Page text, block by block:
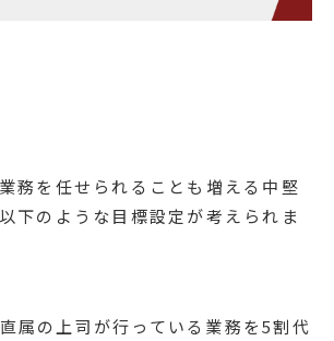
務を任せられることも増える中堅
下のような目標設定が考えられま
属の上司が行っている業務を5割代